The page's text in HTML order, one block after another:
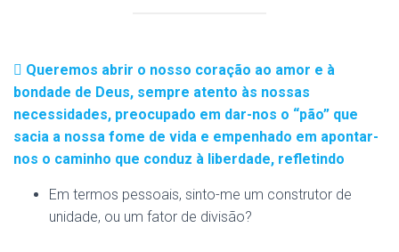
Queremos abrir o nosso coração ao amor e à
bondade de Deus, sempre atento às nossas
necessidades, preocupado em dar-nos o “pão” que
sacia a nossa fome de vida e empenhado em apontar-
nos o caminho que conduz à liberdade, refletindo
Em termos pessoais, sinto-me um construtor de
unidade, ou um fator de divisão?